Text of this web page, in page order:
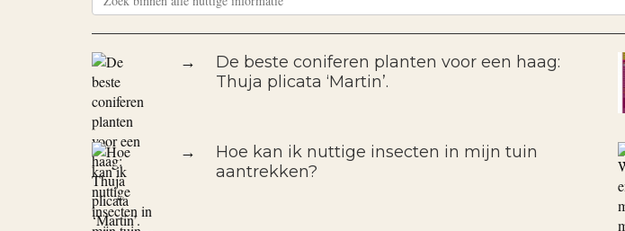
→
De beste coniferen planten voor een haag:
Thuja plicata ‘Martin’.
→
Hoe kan ik nuttige insecten in mijn tuin
aantrekken?